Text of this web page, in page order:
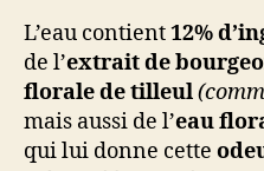
L’eau contient12%
de l’extrait de
florale de tilleul
mais aussi de l’eau
qui lui donne cette